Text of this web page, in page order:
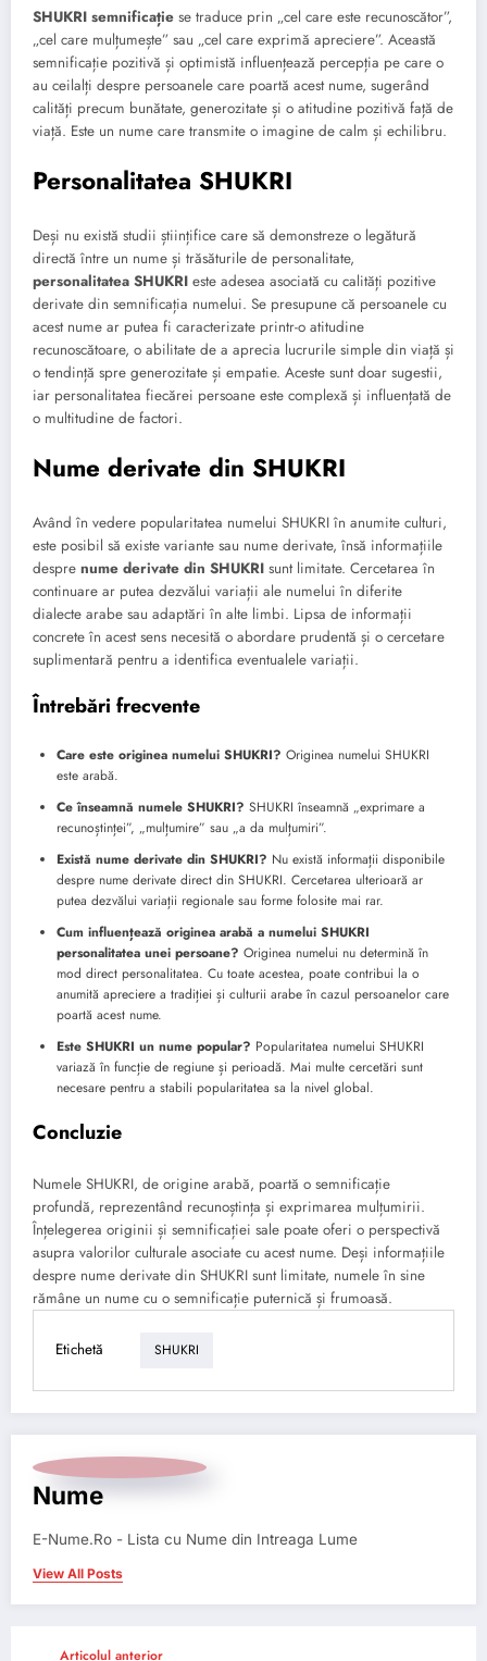
SHUKRI semnificație se traduce prin „cel care este recunoscător”,
„cel care mulțumește” sau „cel care exprimă apreciere”. Această
semnificație pozitivă și optimistă influențează percepția pe care o
au ceilalți despre persoanele care poartă acest nume, sugerând
calități precum bunătate, generozitate și o atitudine pozitivă față de
viață. Este un nume care transmite o imagine de calm și echilibru.
Personalitatea SHUKRI
Deși nu există studii științifice care să demonstreze o legătură
directă între un nume și trăsăturile de personalitate,
personalitatea SHUKRI este adesea asociată cu calități pozitive
derivate din semnificația numelui. Se presupune că persoanele cu
acest nume ar putea fi caracterizate printr-o atitudine
recunoscătoare, o abilitate de a aprecia lucrurile simple din viață și
o tendință spre generozitate și empatie. Aceste sunt doar sugestii,
iar personalitatea fiecărei persoane este complexă și influențată de
o multitudine de factori.
Nume derivate din SHUKRI
Având în vedere popularitatea numelui SHUKRI în anumite culturi,
este posibil să existe variante sau nume derivate, însă informațiile
despre nume derivate din SHUKRI sunt limitate. Cercetarea în
continuare ar putea dezvălui variații ale numelui în diferite
dialecte arabe sau adaptări în alte limbi. Lipsa de informații
concrete în acest sens necesită o abordare prudentă și o cercetare
suplimentară pentru a identifica eventualele variații.
Întrebări frecvente
Care este originea numelui SHUKRI? Originea numelui SHUKRI
este arabă.
Ce înseamnă numele SHUKRI? SHUKRI înseamnă „exprimare a
recunoștinței”, „mulțumire” sau „a da mulțumiri”.
Există nume derivate din SHUKRI? Nu există informații disponibile
despre nume derivate direct din SHUKRI. Cercetarea ulterioară ar
putea dezvălui variații regionale sau forme folosite mai rar.
Cum influențează originea arabă a numelui SHUKRI
personalitatea unei persoane? Originea numelui nu determină în
mod direct personalitatea. Cu toate acestea, poate contribui la o
anumită apreciere a tradiției și culturii arabe în cazul persoanelor care
poartă acest nume.
Este SHUKRI un nume popular? Popularitatea numelui SHUKRI
variază în funcție de regiune și perioadă. Mai multe cercetări sunt
necesare pentru a stabili popularitatea sa la nivel global.
Concluzie
Numele SHUKRI, de origine arabă, poartă o semnificație
profundă, reprezentând recunoștința și exprimarea mulțumirii.
Înțelegerea originii și semnificației sale poate oferi o perspectivă
asupra valorilor culturale asociate cu acest nume. Deși informațiile
despre nume derivate din SHUKRI sunt limitate, numele în sine
rămâne un nume cu o semnificație puternică și frumoasă.
Etichetă SHUKRI
Nume
E-Nume.Ro - Lista cu Nume din Intreaga Lume
View All Posts
Articolul anterior